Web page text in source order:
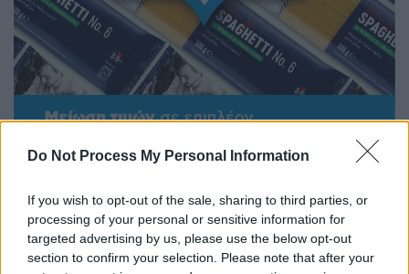
Do Not Process My Personal Information
If you wish to opt-out of the sale, sharing to third parties, or
processing of your personal or sensitive information for
targeted advertising by us, please use the below opt-out
section to confirm your selection. Please note that after your
ΑΒ Βασιλόπουλος